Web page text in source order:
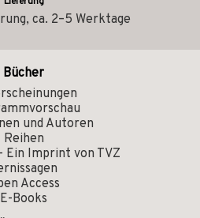
ca. 2–5 Werktage
Bücher
und Autoren
Reihen
Ein Imprint von TVZ
Access
E-Books